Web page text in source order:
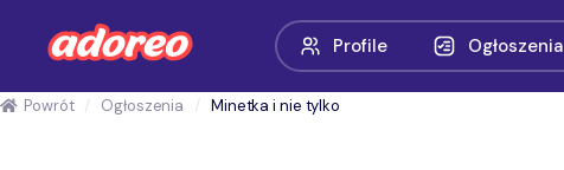
Profile Ogłoszenia
Powrót Ogłoszenia Minetka i nie tylko